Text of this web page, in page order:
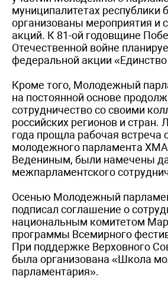
муниципалитетах республики
организованы мероприятия и
акций. К 81-ой годовщине
Отечественной войне
федеральной акции
Кроме того, Молодежный
на постоянной основе
сотрудничество со своими
российских регионов и стран.
года прощла рабочая встреча
молодежного парламента
Ведениным, были намечены
межпарламентского
Осенью Молодежный
подписал соглашение о
национальным комитетом
программы Всемирного
При поддержке Верховного
была организована «Школа
парламентария».